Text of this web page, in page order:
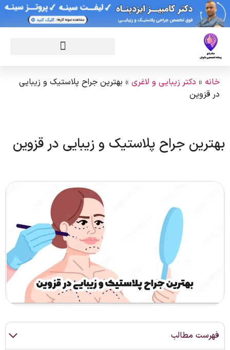
خانه » دکتر زیبایی و لاغری » بهترین جراح پلاستیک و زیبایی
در قزوین
بهترین جراح پلاستیک و زیبایی در قزوین
فهرست مطالب